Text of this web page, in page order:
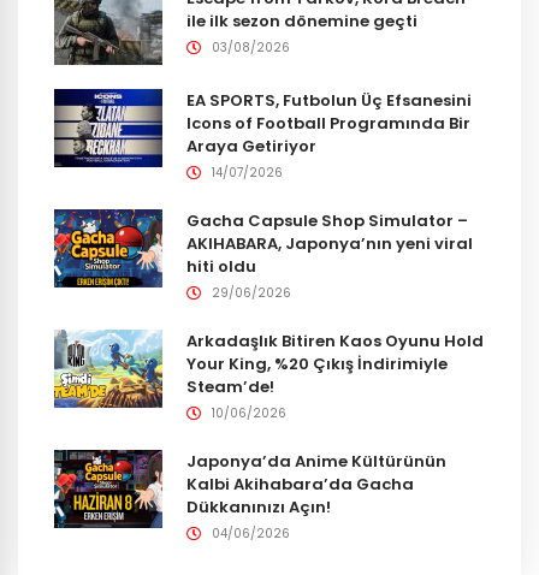
ile ilk sezon dönemine geçti
03/08/2026
EA SPORTS, Futbolun Üç Efsanesini
Icons of Football Programında Bir
Araya Getiriyor
14/07/2026
Gacha Capsule Shop Simulator –
AKIHABARA, Japonya’nın yeni viral
hiti oldu
29/06/2026
Arkadaşlık Bitiren Kaos Oyunu Hold
Your King, %20 Çıkış İndirimiyle
Steam’de!
10/06/2026
Japonya’da Anime Kültürünün
Kalbi Akihabara’da Gacha
Dükkanınızı Açın!
04/06/2026